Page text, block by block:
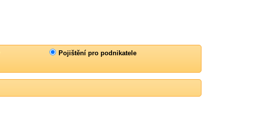
Pojištění pro podnikatele